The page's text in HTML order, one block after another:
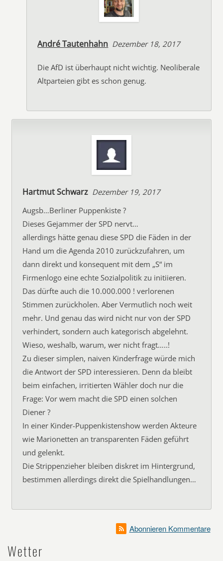
André Tautenhahn Dezember 18, 2017
Die AfD ist überhaupt nicht wichtig. Neoliberale
Altparteien gibt es schon genug.
Hartmut Schwarz Dezember 19, 2017
Augsb…Berliner Puppenkiste ?
Dieses Gejammer der SPD nervt…
allerdings hätte genau diese SPD die Fäden in der
Hand um die Agenda 2010 zurückzufahren, um
dann direkt und konsequent mit dem „S“ im
Firmenlogo eine echte Sozialpolitik zu initiieren.
Das dürfte auch die 10.000.000 ! verlorenen
Stimmen zurückholen. Aber Vermutlich noch weit
mehr. Und genau das wird nicht nur von der SPD
verhindert, sondern auch kategorisch abgelehnt.
Wieso, weshalb, warum, wer nicht fragt…..!
Zu dieser simplen, naiven Kinderfrage würde mich
die Antwort der SPD interessieren. Denn da bleibt
beim einfachen, irritierten Wähler doch nur die
Frage: Vor wem macht die SPD einen solchen
Diener ?
In einer Kinder-Puppenkistenshow werden Akteure
wie Marionetten an transparenten Fäden geführt
und gelenkt.
Die Strippenzieher bleiben diskret im Hintergrund,
bestimmen allerdings direkt die Spielhandlungen…
Abonnieren Kommentare
Wetter